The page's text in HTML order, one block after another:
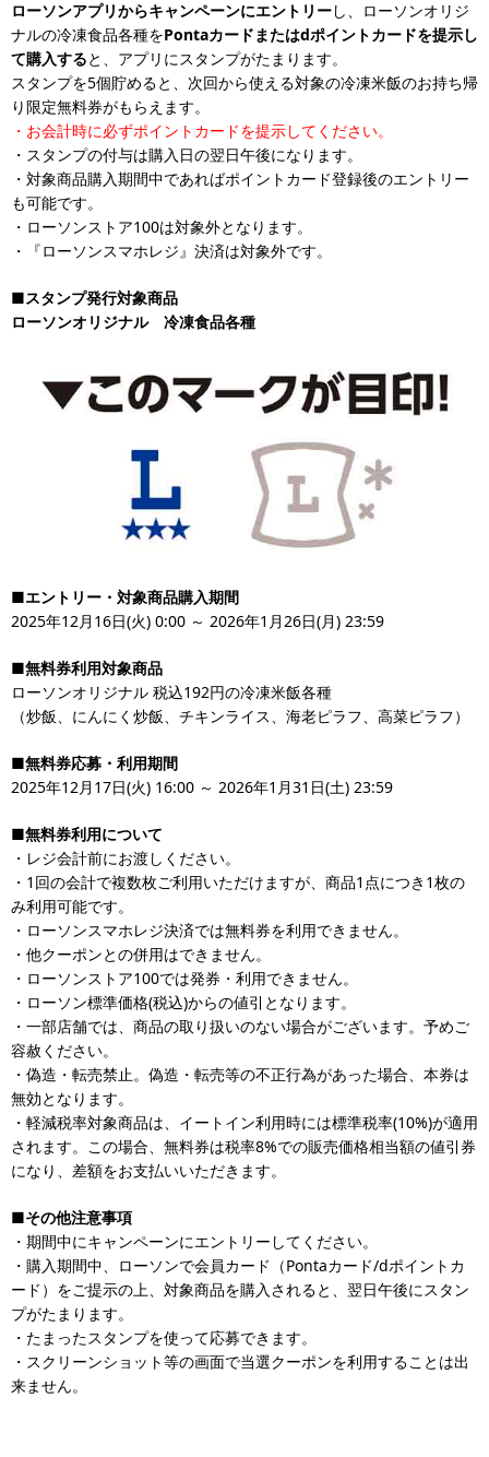
ローソンアプリからキャンペーンにエントリーし、ローソンオリジ
ナルの冷凍食品各種をPontaカードまたはdポイントカードを提示し
て購入すると、アプリにスタンプがたまります。
スタンプを5個貯めると、次回から使える対象の冷凍米飯のお持ち帰
り限定無料券がもらえます。
・お会計時に必ずポイントカードを提示してください。
・スタンプの付与は購入日の翌日午後になります。
・対象商品購入期間中であればポイントカード登録後のエントリー
も可能です。
・ローソンストア100は対象外となります。
・『ローソンスマホレジ』決済は対象外です。
■スタンプ発行対象商品
ローソンオリジナル 冷凍食品各種
■エントリー・対象商品購入期間
2025年12月16日(火) 0:00 ～ 2026年1月26日(月) 23:59
■無料券利用対象商品
ローソンオリジナル 税込192円の冷凍米飯各種
（炒飯、にんにく炒飯、チキンライス、海老ピラフ、高菜ピラフ）
■無料券応募・利用期間
2025年12月17日(火) 16:00 ～ 2026年1月31日(土) 23:59
■無料券利用について
・レジ会計前にお渡しください。
・1回の会計で複数枚ご利用いただけますが、商品1点につき1枚の
み利用可能です。
・ローソンスマホレジ決済では無料券を利用できません。
・他クーポンとの併用はできません。
・ローソンストア100では発券・利用できません。
・ローソン標準価格(税込)からの値引となります。
・一部店舗では、商品の取り扱いのない場合がございます。予めご
容赦ください。
・偽造・転売禁止。偽造・転売等の不正行為があった場合、本券は
無効となります。
・軽減税率対象商品は、イートイン利用時には標準税率(10%)が適用
されます。この場合、無料券は税率8%での販売価格相当額の値引券
になり、差額をお支払いいただきます。
■その他注意事項
・期間中にキャンペーンにエントリーしてください。
・購入期間中、ローソンで会員カード（Pontaカード/dポイントカ
ード）をご提示の上、対象商品を購入されると、翌日午後にスタン
プがたまります。
・たまったスタンプを使って応募できます。
・スクリーンショット等の画面で当選クーポンを利用することは出
来ません。